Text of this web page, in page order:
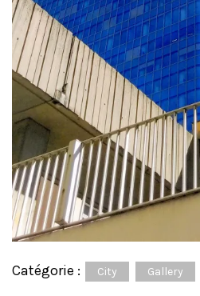
Catégorie : City Gallery